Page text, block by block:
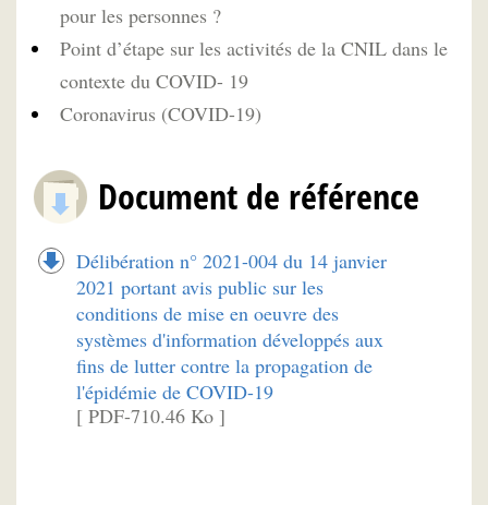
pour les personnes ?
Point d’étape sur les activités de la CNIL dans le
contexte du COVID- 19
Coronavirus (COVID-19)
Document de référence
Délibération n° 2021-004 du 14 janvier
2021 portant avis public sur les
conditions de mise en oeuvre des
systèmes d'information développés aux
fins de lutter contre la propagation de
l'épidémie de COVID-19
[ PDF-710.46 Ko ]